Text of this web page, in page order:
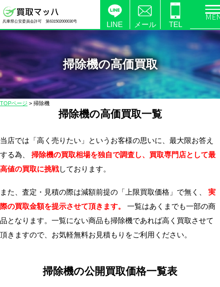
品
の
高
買
取
な
【買
取
マ
ハ】
送
料
無
ピ
兵庫県公安委員会許可 第631502000030号 LINE メール TEL
掃除機の高価買取
TOPページ > 掃除機
掃除機の高価買取一覧
当店では「高く売りたい」というお客様の思いに、最大限お答え
する為、
掃除機の買取相場を独自で調査し、買取専門店として最
高値の買取に挑戦しております。
また、査定・見積の際は減額前提の「上限買取価格」で無く、
実
際の買取金額を提示させて頂きます。
一覧はあくまでも一部の商
品となります。一覧にない商品も掃除機であれば高く買取させて
頂きますので、お気軽無料お見積もりをご利用ください。
掃除機の公開買取価格一覧表